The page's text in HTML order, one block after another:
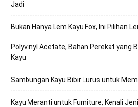
Jadi
Bukan Hanya Lem Kayu Fox, Ini Pilihan
Polyvinyl Acetate, Bahan Perekat yang
Kayu
Sambungan Kayu Bibir Lurus untuk
Kayu Meranti untuk Furniture, Kenali